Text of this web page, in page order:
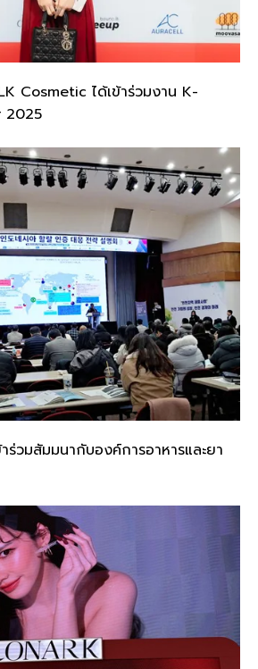
Cosmetic ได้เข้าร่วมงาน K-
2025
ร่วมสัมมนากับองค์การอาหารและยา